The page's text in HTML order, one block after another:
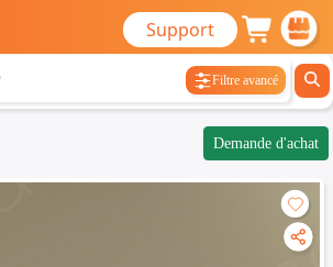
Support
Filtre avancé
Demande d'achat